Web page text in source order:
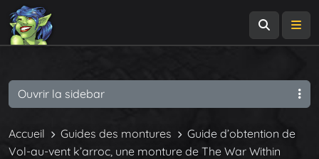
Accueil Guides des montures
Guide d’obtention de
Vol-au-vent k’arroc, une monture de The War Within
Ouvrir la sidebar